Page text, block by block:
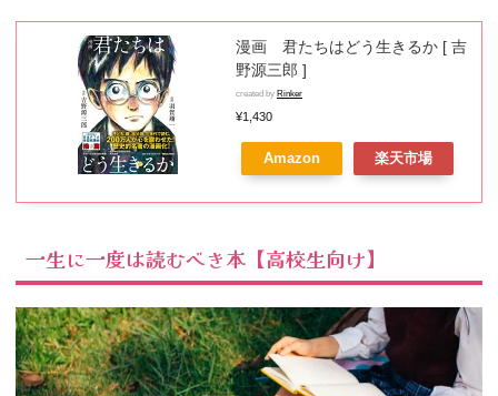
漫画 君たちはどう生きるか [ 吉
野源三郎 ]
created by Rinker
¥1,430
Amazon 楽天市場
一生に一度は読むべき本【高校生向け】